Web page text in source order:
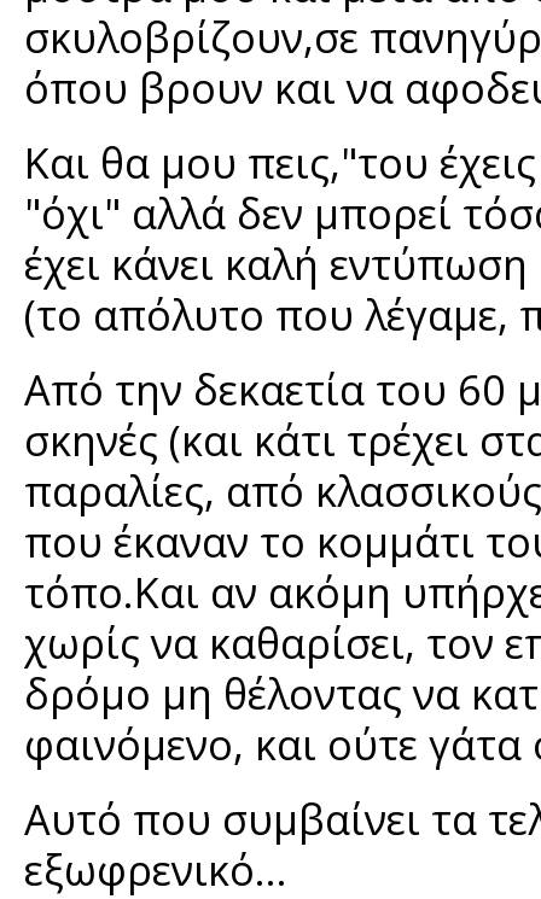
σκυλοβρίζουν,σε
όπου βρουν και να
Και θα μου πεις,"του
"όχι" αλλά δεν μπορεί
έχει κάνει καλή εντύπωση
(το απόλυτο που λέγαμε,
Από την δεκαετία του 60
σκηνές (και κάτι τρέχει
παραλίες, από
που έκαναν το κομμάτι
τόπο.Και αν ακόμη
χωρίς να καθαρίσει, τον
δρόμο μη θέλοντας να
φαινόμενο, και ούτε γάτα
Αυτό που συμβαίνει τα
εξωφρενικό...